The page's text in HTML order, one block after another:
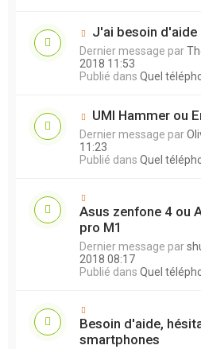
J'ai besoin d'aide
Dernier message par
2018 11:53
Publié dans Quel
UMI Hammer ou
Dernier message par
11:23
Publié dans Quel
Asus zenfone 4 ou
pro M1
Dernier message par
2018 08:17
Publié dans Quel
Besoin d'aide,
smartphones